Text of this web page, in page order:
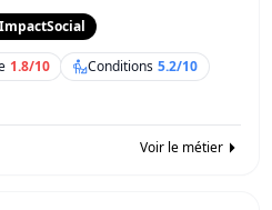
1.8/10 Conditions 5.2/10
Voir le métier